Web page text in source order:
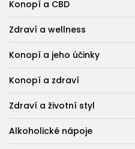
Konopí a CBD
Zdraví a wellness
Konopí a jeho účinky
Konopí a zdraví
Zdraví a životní styl
Alkoholické nápoje